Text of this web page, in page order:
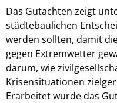
Das Gutachten zeigt
städtebaulichen
werden sollten, damit
gegen Extremwetter
darum, wie
Krisensituationen
Erarbeitet wurde das